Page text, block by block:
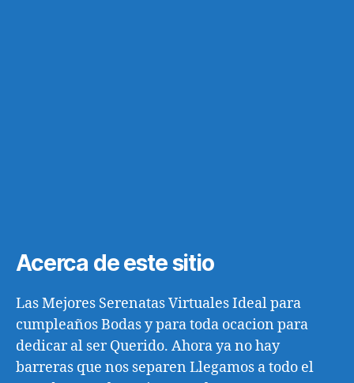
Acerca de este sitio
Las Mejores Serenatas Virtuales Ideal para
cumpleaños Bodas y para toda ocacion para
dedicar al ser Querido. Ahora ya no hay
barreras que nos separen Llegamos a todo el